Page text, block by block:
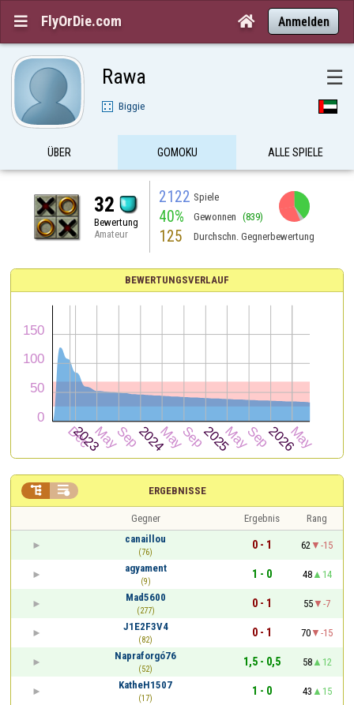
 FlyOrDie.com  Anmelden
Rawa ☰
Biggie
ÜBER GOMOKU ALLE SPIELE
32
Bewertung
Amateur
2122 Spiele
40% Gewonnen (839)
125 Durchschn. Gegnerbewertung
BEWERTUNGSVERLAUF
ERGEBNISSE
 
Gegner Ergebnis
Rang
canaillou
(76)
0 - 1 62
-15
agyament
(9)
1 - 0 48
14
Mad5600
(277)
0 - 1 55
-7
J1E2F3V4
(82)
0 - 1 70
-15
Napraforgó76
(52)
1,5 - 0,5 58
12
KatheH1507
(17)
1 - 0 43
15